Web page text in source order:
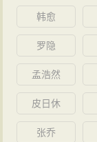
韩愈
罗隐
孟浩然
皮日休
张乔